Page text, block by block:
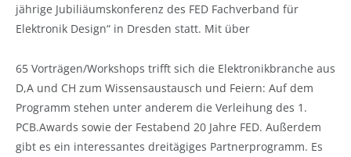
jährige Jubiliäumskonferenz des FED Fachverband für
Elektronik Design“ in Dresden statt. Mit über
65 Vorträgen/Workshops trifft sich die Elektronikbranche aus
D,A und CH zum Wissensaustausch und Feiern: Auf dem
Programm stehen unter anderem die Verleihung des 1.
PCB.Awards sowie der Festabend 20 Jahre FED. Außerdem
gibt es ein interessantes dreitägiges Partnerprogramm. Es